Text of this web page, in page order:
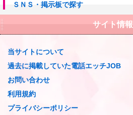
ＳＮＳ・掲示板で探す
サイト情報
当サイトについて
過去に掲載していた電話エッチJOB
お問い合わせ
利用規約
プライバシーポリシー